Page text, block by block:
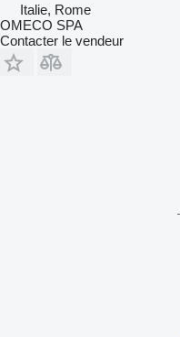
Italie, Rome
OMECO SPA
Contacter le vendeur